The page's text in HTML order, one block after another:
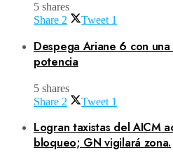
5 shares
Share 2 Tweet 1
Despega Ariane 6 con
potencia
5 shares
Share 2 Tweet 1
Logran taxistas del AICM
bloqueo; GN vigilará zona.